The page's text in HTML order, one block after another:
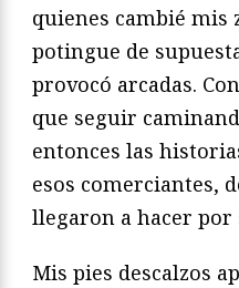
quienes cambié mis
potingue de
provocó arcadas.
que seguir
entonces las
esos comerciantes,
llegaron a hacer por
Mis pies descalzos